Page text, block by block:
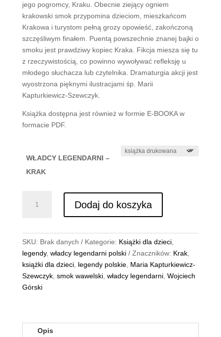
jego pogromcy, Kraku. Obecnie ziejący ogniem
krakowski smok przypomina dzieciom, mieszkańcom
Krakowa i turystom pełną grozy opowieść, zakończoną
szczęśliwym finałem. Puentą powszechnie znanej bajki o
smoku jest prawdziwy kopiec Kraka. Fikcja miesza się tu
z rzeczywistością, co powinno wywoływać refleksję u
młodego słuchacza lub czytelnika. Dramaturgia akcji jest
wyostrzona pięknymi ilustracjami śp. Marii
Kapturkiewicz-Szewczyk.
Książka dostępna jest również w formie E-BOOKA w
formacie PDF.
WŁADCY LEGENDARNI –
KRAK
WŁADCY
LEGENDARNI
KRAK
Dodaj do koszyka
SKU: Brak danych Kategorie: Książki dla dzieci,
legendy, władcy legendarni polski Znaczników: Krak,
książki dla dzieci, legendy polskie, Maria Kapturkiewicz-
Szewczyk, smok wawelski, władcy legendarni, Wojciech
Górski
Opis